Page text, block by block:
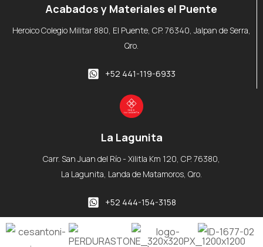
Acabados y Materiales el Puente
Heroico Colegio Militar 880, El Puente, CP. 76340, Jalpan de Serra,
Qro.
+52 441-119-6933
La Lagunita
Carr. San Juan del Río - Xilitla Km 120, CP. 76380,
La Lagunita, Landa de Matamoros, Qro.
+52 444-154-3158